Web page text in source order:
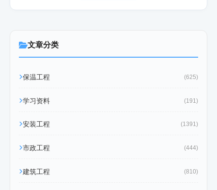
文章分类
保温工程 (625)
学习资料 (191)
安装工程 (1391)
市政工程 (444)
建筑工程 (810)